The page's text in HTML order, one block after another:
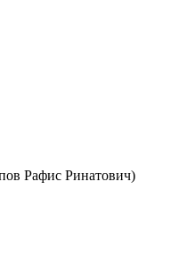
Рафис Ринатович)